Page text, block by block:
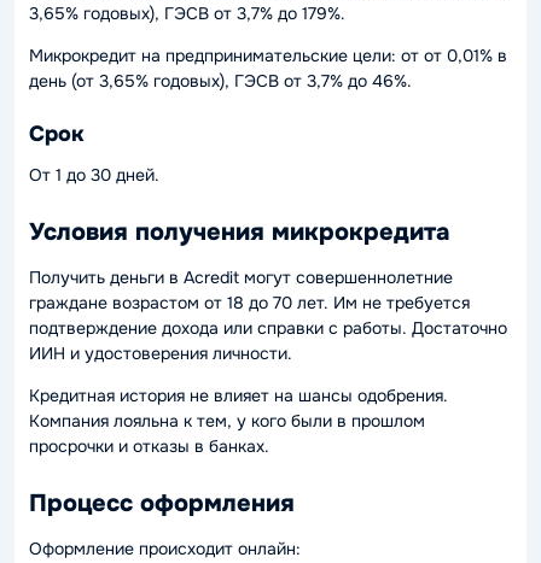
3,65% годовых), ГЭСВ от 3,7% до 179%.
Микрокредит на предпринимательские цели: от от 0,01% в
день (от 3,65% годовых), ГЭСВ от 3,7% до 46%.
Срок
От 1 до 30 дней.
Условия получения микрокредита
Получить деньги в Acredit могут совершеннолетние
граждане возрастом от 18 до 70 лет. Им не требуется
подтверждение дохода или справки с работы. Достаточно
ИИН и удостоверения личности.
Кредитная история не влияет на шансы одобрения.
Компания лояльна к тем, у кого были в прошлом
просрочки и отказы в банках.
Процесс оформления
Оформление происходит онлайн: